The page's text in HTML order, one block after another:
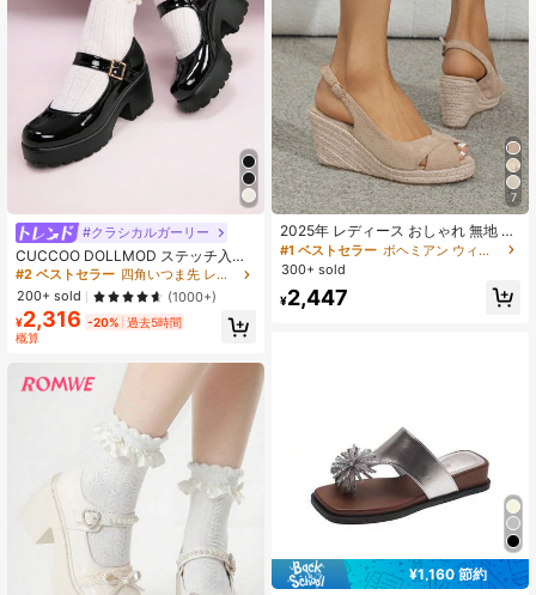
#クラシカルガーリー
CUCCOO DOLLMOD ステッチ入り
プラットフォーム メリージェーン シ
ューズ 夏休み シューズ 夏セール 新
学期 シューズ カレッジ生 シューズ
クリスマス ソーサレス 秋 お正月 ホ
リデー
#2 ベストセラー
四角いつま先 レディースウェッジ＆厚底シューズ
200+ sold
(1000+)
¥2,316 -20% 過去5時間
概算
7
2025年 レディース おしゃれ 無地 ス
トロー編み ビーチ トラベル 多用途
プラットフォーム 厚底 オープントゥ
#1 ベストセラー
ボヘミアン ウィメンズウェッジ&プラットフォーム
300+ sold
¥2,447
¥1,160 節約